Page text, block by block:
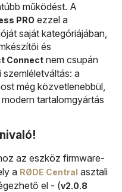
működést. A
PRO ezzel a
saját kategóriájában,
és
Connect nem csupán
a
még közvetlenebbül,
tartalomgyártás
az eszköz firmware-
a RØDE Central asztali
el - (v2.0.8